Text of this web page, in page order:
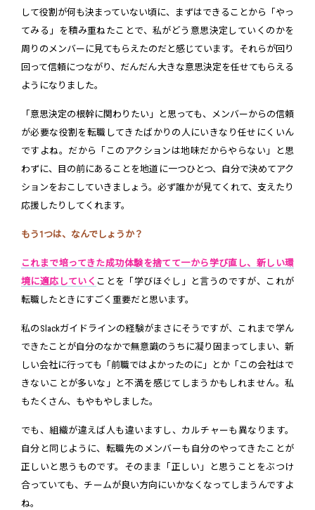
して役割が何も決まっていない頃に、まずはできることから「やっ
てみる」を積み重ねたことで、私がどう意思決定していくのかを
周りのメンバーに見てもらえたのだと感じています。それらが回り
回って信頼につながり、だんだん大きな意思決定を任せてもらえる
ようになりました。
「意思決定の根幹に関わりたい」と思っても、メンバーからの信頼
が必要な役割を転職してきたばかりの人にいきなり任せにくいん
ですよね。だから「このアクションは地味だからやらない」と思
わずに、目の前にあることを地道に一つひとつ、自分で決めてアク
ションをおこしていきましょう。必ず誰かが見てくれて、支えたり
応援したりしてくれます。
もう1つは、なんでしょうか？
これまで培ってきた成功体験を捨てて一から学び直し、新しい環
境に適応していく ことを「学びほぐし」と言うのですが、これが
転職したときにすごく重要だと思います。
私のSlackガイドラインの経験がまさにそうですが、これまで学ん
できたことが自分のなかで無意識のうちに凝り固まってしまい、新
しい会社に行っても「前職ではよかったのに」とか「この会社はで
きないことが多いな」と不満を感じてしまうかもしれません。私
もたくさん、もやもやしました。
でも、組織が違えば人も違いますし、カルチャーも異なります。
自分と同じように、転職先のメンバーも自分のやってきたことが
正しいと思うものです。そのまま「正しい」と思うことをぶつけ
合っていても、チームが良い方向にいかなくなってしまうんですよ
ね。